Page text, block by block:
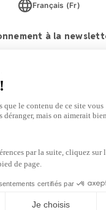
de Drancourt
Français (Fr)
à la
S'INSCRIRE